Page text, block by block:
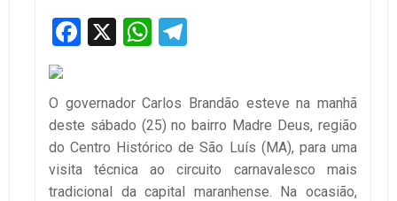
Facebook
X WhatsApp
O governador Carlos Brandão esteve na manhã
deste sábado (25) no bairro Madre Deus, região
do Centro Histórico de São Luís (MA), para uma
visita técnica ao circuito carnavalesco mais
tradicional da capital maranhense. Na ocasião,